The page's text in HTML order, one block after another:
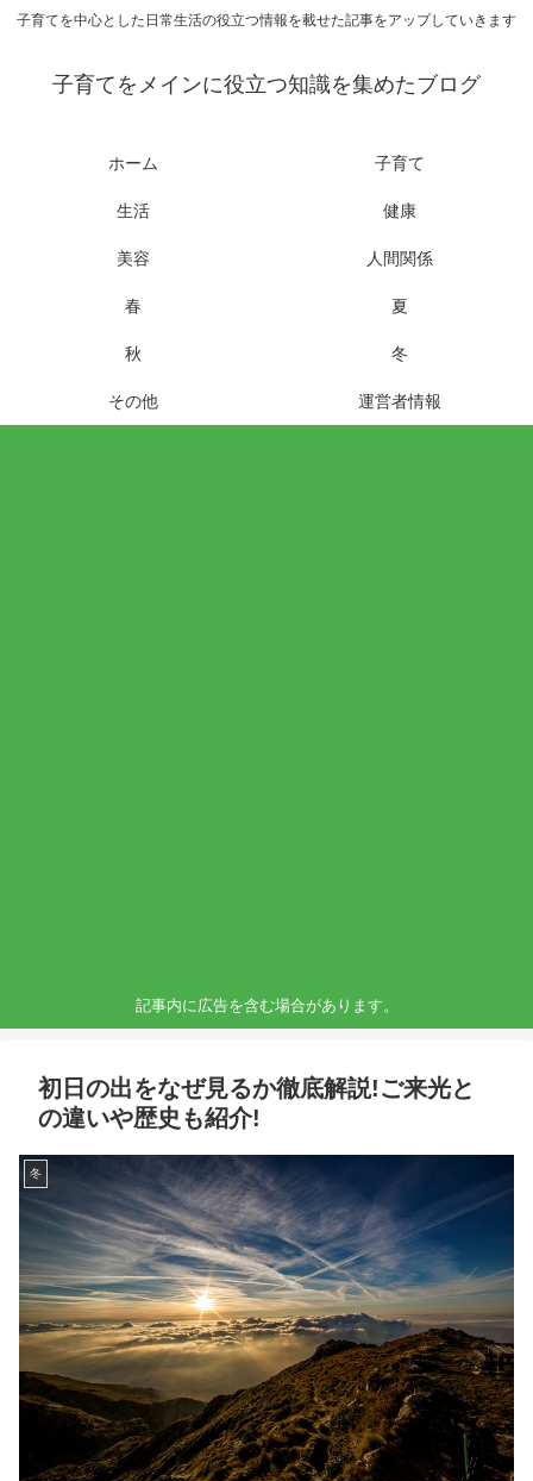
子育てを中心とした日常生活の役立つ情報を載せた記事をアップしていきます
子育てをメインに役立つ知識を集めたブログ
ホーム 子育て
生活 健康
美容 人間関係
春 夏
秋 冬
その他 運営者情報
記事内に広告を含む場合があります。
初日の出をなぜ見るか徹底解説!ご来光と
の違いや歴史も紹介!
冬